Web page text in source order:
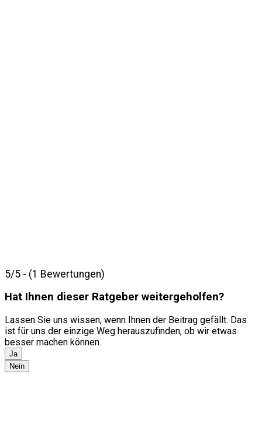
5/5 - (1 Bewertungen)
Hat Ihnen dieser Ratgeber weitergeholfen?
Lassen Sie uns wissen, wenn Ihnen der Beitrag gefällt. Das
ist für uns der einzige Weg herauszufinden, ob wir etwas
besser machen können.
Ja
Nein